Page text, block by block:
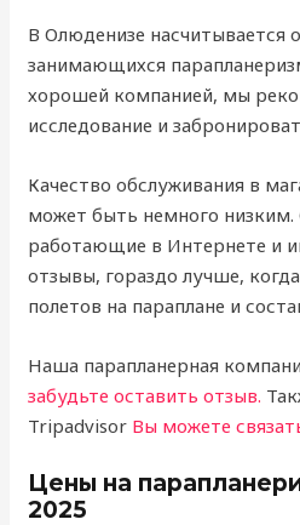
В Олюденизе насчитывается
занимающихся
хорошей компанией, мы
исследование и
Качество обслуживания в
может быть немного
работающие в Интернете и
отзывы, гораздо лучше,
полетов на параплане и
Наша парапланерная
забудьте оставить отзыв.
Tripadvisor Вы можете
Цены на
2025